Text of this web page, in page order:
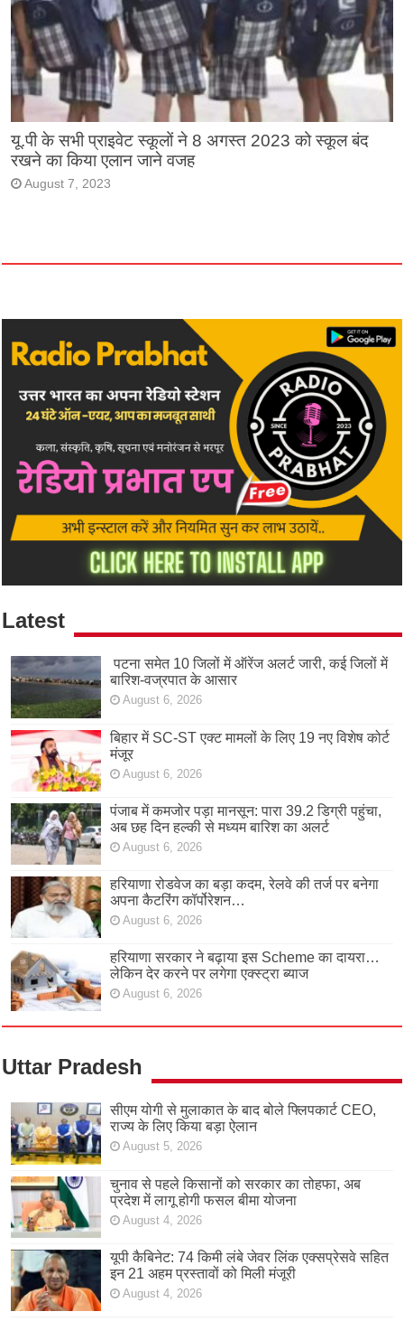
यू.पी के सभी प्राइवेट स्कूलों ने 8 अगस्त 2023 को स्कूल बंद
रखने का किया एलान जाने वजह
August 7, 2023
Latest
पटना समेत 10 जिलों में ऑरेंज अलर्ट जारी, कई जिलों में
बारिश-वज्रपात के आसार
August 6, 2026
बिहार में SC-ST एक्ट मामलों के लिए 19 नए विशेष कोर्ट
मंजूर
August 6, 2026
पंजाब में कमजोर पड़ा मानसून: पारा 39.2 डिग्री पहुंचा,
अब छह दिन हल्की से मध्यम बारिश का अलर्ट
August 6, 2026
हरियाणा रोडवेज का बड़ा कदम, रेलवे की तर्ज पर बनेगा
अपना कैटरिंग कॉर्पोरेशन…
August 6, 2026
हरियाणा सरकार ने बढ़ाया इस Scheme का दायरा…
लेकिन देर करने पर लगेगा एक्स्ट्रा ब्याज
August 6, 2026
Uttar Pradesh
सीएम योगी से मुलाकात के बाद बोले फ्लिपकार्ट CEO,
राज्य के लिए किया बड़ा ऐलान
August 5, 2026
चुनाव से पहले किसानों को सरकार का तोहफा, अब
प्रदेश में लागू होगी फसल बीमा योजना
August 4, 2026
यूपी कैबिनेट: 74 किमी लंबे जेवर लिंक एक्सप्रेसवे सहित
इन 21 अहम प्रस्तावों को मिली मंजूरी
August 4, 2026